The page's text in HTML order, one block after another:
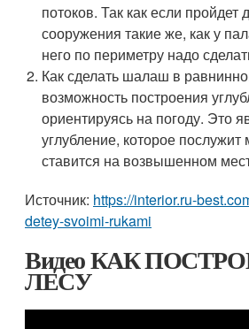
потоков. Так как если
сооружения такие же, как у
него по периметру надо
Как сделать шалаш в
возможность построения
ориентируясь на погоду. Это
углубление, которое
ставится на возвышенном
Источник: https://interior.ru-
detey-svoimi-rukami
Видео КАК
ЛЕСУ